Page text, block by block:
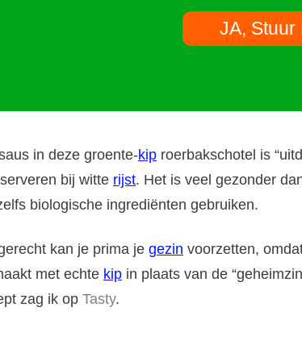
JA, Stuur
in deze groente-kip roerbakschotel is
bij witte rijst. Het is veel gezonder
biologische ingrediënten gebruiken.
kan je prima je gezin voorzetten,
met echte kip in plaats van de
zag ik op Tasty.